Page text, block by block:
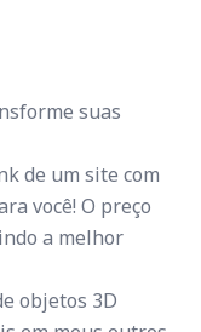
suas
de um site com
você! O preço
a melhor
objetos 3D